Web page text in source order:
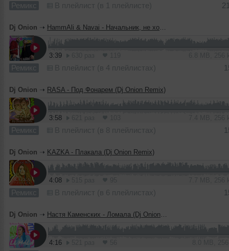
Ремикс В плейлист (в 1 плейлисте)
Dj Onion ➝ HammAli & Navai - Начальник, не хочу работать (Dj Onion Remix)
3:39
Ремикс В плейлист (в 4 плейлистах)
Dj Onion ➝ RASA - Под Фонарем (Dj Onion Remix)
3:58
Ремикс В плейлист (в 8 плейлистах)
Dj Onion ➝ KAZKA - Плакала (Dj Onion Remix)
4:08
Ремикс В плейлист (в 6 плейлистах)
Dj Onion ➝ Настя Каменских - Ломала (Dj Onion Remix)
4:16